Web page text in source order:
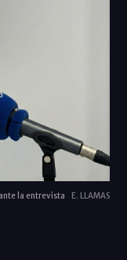
la entrevista E. LLAMAS